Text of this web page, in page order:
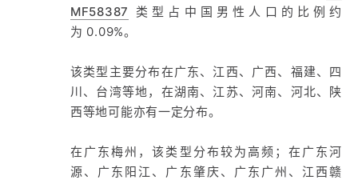
MF58387
类型占中国男性人口的比例约
为 0.09%。
该类型主要分布在广东、江西、广西、福建、四
川、台湾等地，在湖南、江苏、河南、河北、陕
西等地可能亦有一定分布。
在广东梅州，该类型分布较为高频；在广东河
源、广东阳江、广东肇庆、广东广州、江西赣